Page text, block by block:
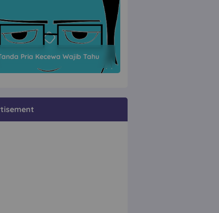
Pria Kecewa Wajib Tahu